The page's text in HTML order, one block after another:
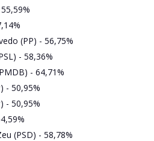
(PP) - 56,75%
- 58,36%
- 64,71%
- 50,95%
- 50,95%
(PSD) - 58,78%